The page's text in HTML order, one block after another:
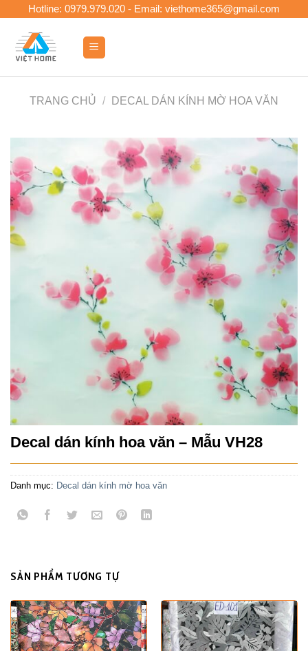
content
Hotline: 0979.979.020 - Email: viethome365@gmail.com
TRANG CHỦ / DECAL DÁN KÍNH MỜ HOA VĂN
Decal dán kính hoa văn – Mẫu VH28
Danh mục: Decal dán kính mờ hoa văn
SẢN PHẨM TƯƠNG TỰ